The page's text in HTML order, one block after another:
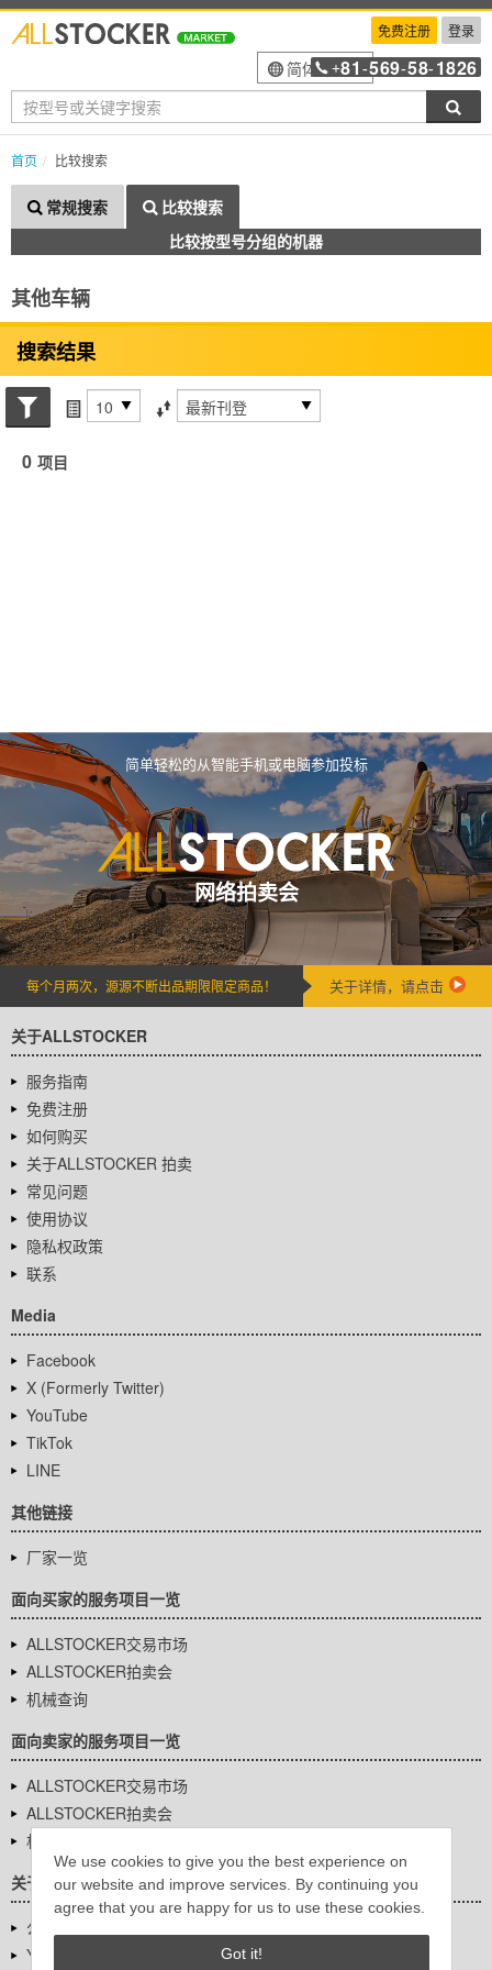
We use cookies to give you the best experience on
our website and improve services. By continuing you
agree that you are happy for us to use these cookies.
Got it!
免费注册 登录
简体中文
+81 -569-58-1826
首页 比较搜索
常规搜索
比较搜索
比较按型号分组的机器
其他车辆
搜索结果
搜索状态每页项目 排序方式
0 项目
简单轻松的从智能手机或电脑参加投标
网络拍卖会
每个月两次，源源不断出品期限限定商品！ 关于详情，请点击
关于ALLSTOCKER
服务指南
免费注册
如何购买
关于ALLSTOCKER 拍卖
常见问题
使用协议
隐私权政策
联系
Media
Facebook
X (Formerly Twitter)
YouTube
TikTok
LINE
其他链接
厂家一览
面向买家的服务项目一览
ALLSTOCKER交易市场
ALLSTOCKER拍卖会
机械查询
面向卖家的服务项目一览
ALLSTOCKER交易市场
ALLSTOCKER拍卖会
机械查询
关于我们
公司基本信息
YUTAKA Inc.